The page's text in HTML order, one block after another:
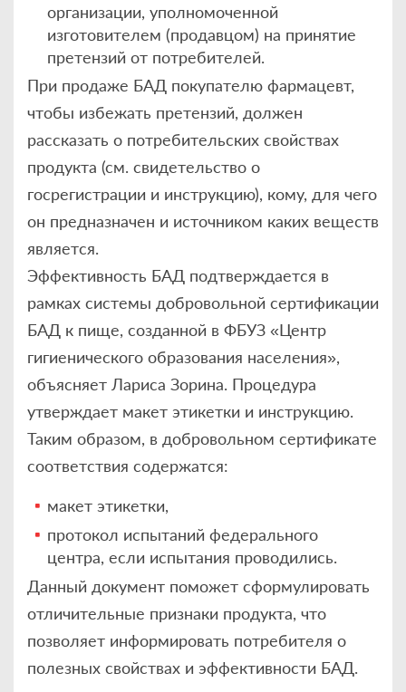
организации, уполномоченной
изготовителем (продавцом) на принятие
претензий от потребителей.
При продаже БАД покупателю фармацевт,
чтобы избежать претензий, должен
рассказать о потребительских свойствах
продукта (см. свидетельство о
госрегистрации и инструкцию), кому, для чего
он предназначен и источником каких веществ
является.
Эффективность БАД подтверждается в
рамках системы добровольной сертификации
БАД к пище, созданной в ФБУЗ «Центр
гигиенического образования населения»,
объясняет Лариса Зорина. Процедура
утверждает макет этикетки и инструкцию.
Таким образом, в добровольном сертификате
соответствия содержатся:
макет этикетки,
протокол испытаний федерального
центра, если испытания проводились.
Данный документ поможет сформулировать
отличительные признаки продукта, что
позволяет информировать потребителя о
полезных свойствах и эффективности БАД.